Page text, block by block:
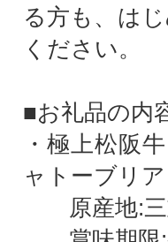
る方も、は
ください。
■お礼品の内
・極上松阪
ャトーブリ
原産地:三